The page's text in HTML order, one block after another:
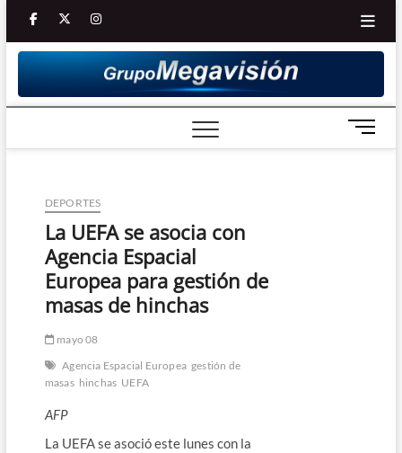
Saltar
contenido
facebooktwitter
Youtube
instagram
B
o
DEPORTES
La UEFA se asocia con
Agencia Espacial
Europea para gestión de
masas de hinchas
mayo 08
Agencia Espacial Europea gestión de
masas hinchas UEFA
AFP
La UEFA se asoció este lunes con la